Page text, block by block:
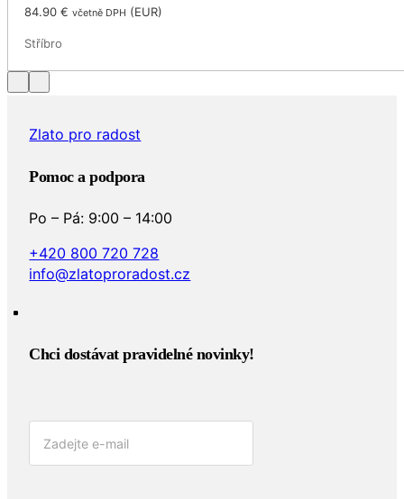
84.90€ včetně DPH (EUR)
Stříbro
Zlato pro radost
Pomoc a podpora
Po – Pá: 9:00 – 14:00
+420 800 720 728
info@zlatoproradost.cz
Chci dostávat pravidelné novinky!​